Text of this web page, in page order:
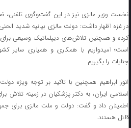
نخست وزیر مالزی نیز در این گفت‌وگوی تلفنی،
در غزه اظهار داشت: دولت مالزی بیانیه شدید
کرده و همچنین تلاش‌های دیپلماتیک وسیعی
است؛ امیدواریم با همکاری و همیاری سایر
جنایات را بگیریم.
انور ابراهیم همچنین با تاکید بر توجه ویژه
اسلامی ایران، به دکتر پزشکیان در زمینه تلاش
اطمینان داد و گفت: دولت و ملت مالزی برای
قائل هستند.